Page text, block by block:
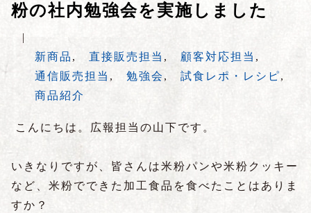
粉の社内勉強会を実施しました
|
新商品 , 直接販売担当 , 顧客対応担当 ,
通信販売担当 , 勉強会 , 試食レポ・レシピ,
商品紹介
こんにちは。広報担当の山下です。
いきなりですが、皆さんは米粉パンや米粉クッキー
など、米粉でできた加工食品を食べたことはありま
すか？